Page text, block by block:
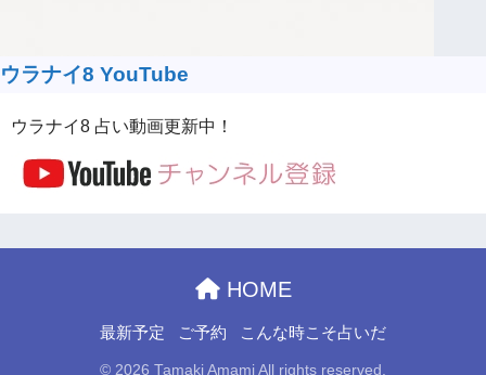
ウラナイ8 YouTube
ウラナイ8 占い動画更新中！
HOME
最新予定 ご予約 こんな時こそ占いだ
© 2026 Tamaki Amami All rights reserved.